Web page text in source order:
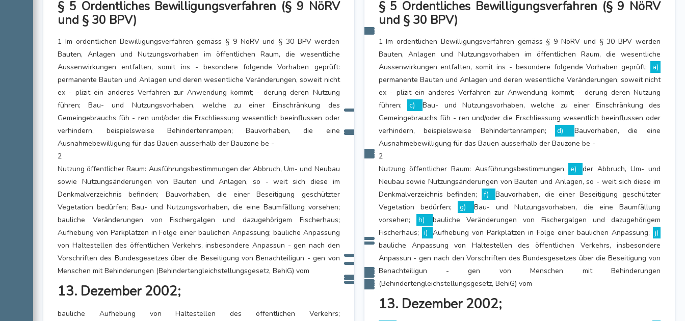
§ 5 Ordentliches Bewilligungsverfahren (§ 9 NöRV
und § 30 BPV)
1 Im ordentlichen Bewilligungsverfahren gemäss § 9 NöRV und § 30 BPV werden
Bauten, Anlagen und Nutzungsvorhaben im öffentlichen Raum, die wesentliche
Aussenwirkungen entfalten, somit ins - besondere folgende Vorhaben geprüft:
permanente Bauten und Anlagen und deren wesentliche Veränderungen, soweit nicht
ex - plizit ein anderes Verfahren zur Anwendung kommt; - derung deren Nutzung
führen; Bau- und Nutzungsvorhaben, welche zu einer Einschränkung des
Gemeingebrauchs füh - ren und/oder die Erschliessung wesentlich beeinflussen oder
verhindern, beispielsweise Behindertenrampen; Bauvorhaben, die eine
Ausnahmebewilligung für das Bauen ausserhalb der Bauzone be -
2
Nutzung öffentlicher Raum: Ausführungsbestimmungen der Abbruch, Um- und Neubau
sowie Nutzungsänderungen von Bauten und Anlagen, so - weit sich diese im
Denkmalverzeichnis befinden; Bauvorhaben, die einer Beseitigung geschützter
Vegetation bedürfen; Bau- und Nutzungsvorhaben, die eine Baumfällung vorsehen;
bauliche Veränderungen von Fischergalgen und dazugehörigem Fischerhaus;
Aufhebung von Parkplätzen in Folge einer baulichen Anpassung; bauliche Anpassung
von Haltestellen des öffentlichen Verkehrs, insbesondere Anpassun - gen nach den
Vorschriften des Bundesgesetzes über die Beseitigung von Benachteiligun - gen von
Menschen mit Behinderungen (Behindertengleichstellungsgesetz, BehiG) vom
13. Dezember 2002;
bauliche Aufhebung von Haltestellen des öffentlichen Verkehrs;
§ 5 Ordentliches Bewilligungsverfahren (§ 9 NöRV
und § 30 BPV)
1 Im ordentlichen Bewilligungsverfahren gemäss § 9 NöRV und § 30 BPV werden
Bauten, Anlagen und Nutzungsvorhaben im öffentlichen Raum, die wesentliche
Aussenwirkungen entfalten, somit ins - besondere folgende Vorhaben geprüft:
a)
permanente Bauten und Anlagen und deren wesentliche Veränderungen, soweit nicht
ex - plizit ein anderes Verfahren zur Anwendung kommt; - derung deren Nutzung
führen;
c)
Bau- und Nutzungsvorhaben, welche zu einer Einschränkung des
Gemeingebrauchs füh - ren und/oder die Erschliessung wesentlich beeinflussen oder
verhindern, beispielsweise Behindertenrampen;
d)
Bauvorhaben, die eine
Ausnahmebewilligung für das Bauen ausserhalb der Bauzone be -
2
Nutzung öffentlicher Raum: Ausführungsbestimmungen
e)
der Abbruch, Um- und
Neubau sowie Nutzungsänderungen von Bauten und Anlagen, so - weit sich diese im
Denkmalverzeichnis befinden;
f)
Bauvorhaben, die einer Beseitigung geschützter
Vegetation bedürfen;
g)
Bau- und Nutzungsvorhaben, die eine Baumfällung
vorsehen;
h)
bauliche Veränderungen von Fischergalgen und dazugehörigem
Fischerhaus; i) Aufhebung von Parkplätzen in Folge einer baulichen Anpassung; j)
bauliche Anpassung von Haltestellen des öffentlichen Verkehrs, insbesondere
Anpassun - gen nach den Vorschriften des Bundesgesetzes über die Beseitigung von
Benachteiligun - gen von Menschen mit Behinderungen
(Behindertengleichstellungsgesetz, BehiG) vom
13. Dezember 2002;